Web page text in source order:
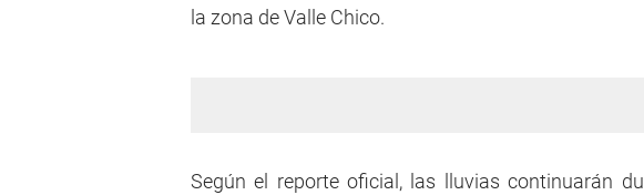
la zona de Valle Chico.
Según el reporte oficial, las lluvias continuarán